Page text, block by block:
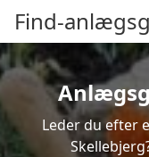
Find-
Leder du efter